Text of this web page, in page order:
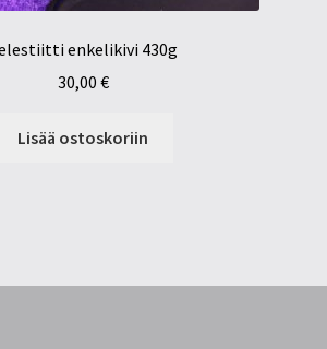
enkelikivi 430g
30,00 €
Lisää ostoskoriin